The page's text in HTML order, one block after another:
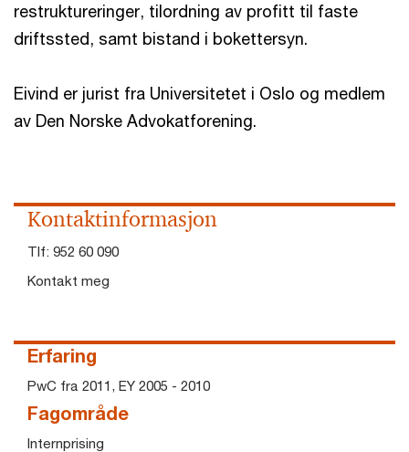
restruktureringer, tilordning av profitt til faste
driftssted, samt bistand i bokettersyn.
Eivind er jurist fra Universitetet i Oslo og medlem
av Den Norske Advokatforening.
Kontaktinformasjon
Tlf: 952 60 090
Kontakt meg
Erfaring
PwC fra 2011, EY 2005 - 2010
Fagområde
Internprising